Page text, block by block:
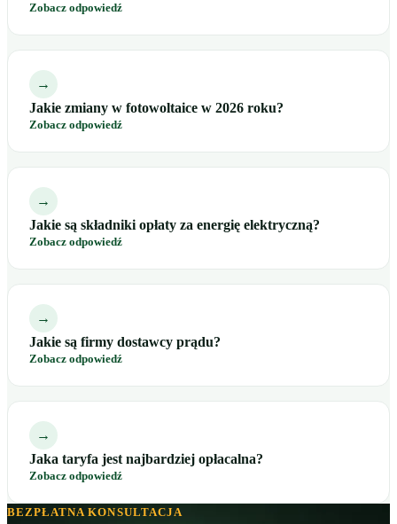
Zobacz odpowiedź
→
Jakie zmiany w fotowoltaice w 2026 roku?
Zobacz odpowiedź
→
Jakie są składniki opłaty za energię elektryczną?
Zobacz odpowiedź
→
Jakie są firmy dostawcy prądu?
Zobacz odpowiedź
→
Jaka taryfa jest najbardziej opłacalna?
Zobacz odpowiedź
BEZPŁATNA KONSULTACJA